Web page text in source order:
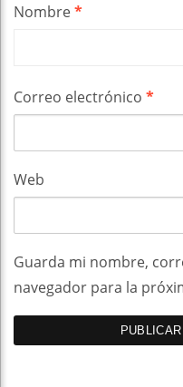
Nombre*
Correo electrónico *
Web
Guarda mi nombre,
navegador para la